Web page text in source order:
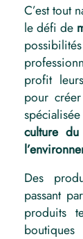
C’est tout
le défi de
profit
pour créer
culture du
Des
passant
produits